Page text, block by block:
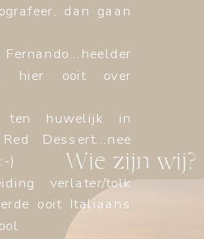
dan gaan
hier ooit over
ten huwelijk in
Dessert...nee
)
verlater/tolk
ooit Italiaans
Wie zijn wij?